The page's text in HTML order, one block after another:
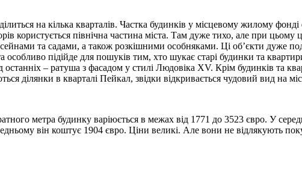
на кілька кварталів. Частка будинків у місцевому жилому фонді
користується північна частина міста. Там дуже тихо, але при цьому
та садами, а також розкішними особняками. Ці об’єкти дуже
підійде для пошуків тим, хто шукає старі будинки та
– ратуша з фасадом у стилі Людовіка XV. Крім будинків та
ділянки в кварталі Пейкал, звідки відкривається чудовий вид на
метра будинку варіюється в межах від 1771 до 3523 євро. У
він коштує 1904 євро. Ціни великі. Але вони не відлякують